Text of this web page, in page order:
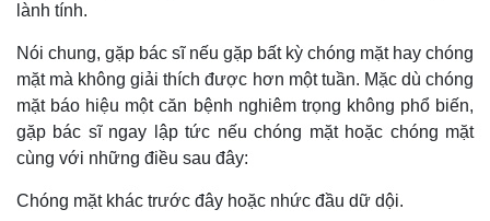
lành tính.
Nói chung, gặp bác sĩ nếu gặp bất kỳ chóng mặt hay chóng
mặt mà không giải thích được hơn một tuần. Mặc dù chóng
mặt báo hiệu một căn bệnh nghiêm trọng không phổ biến,
gặp bác sĩ ngay lập tức nếu chóng mặt hoặc chóng mặt
cùng với những điều sau đây:
Chóng mặt khác trước đây hoặc nhức đầu dữ dội.